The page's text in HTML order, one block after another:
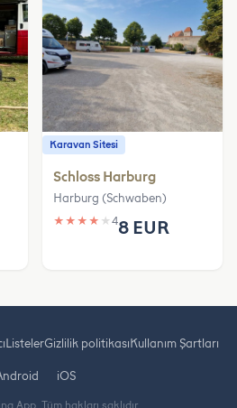
Karavan Sitesi
Schloss Harburg
Harburg (Schwaben)
★ ★ ★ ★ ★ 48 EUR
ListelerGizlilik politikasıKullanım Şartları
iOS
App. Tüm hakları saklıdır.